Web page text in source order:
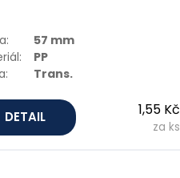
57 mm
PP
Trans.
DETAIL 1,55 Kč
za ks